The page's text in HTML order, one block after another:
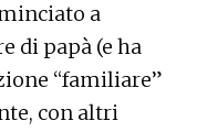
a
di papà (e ha
“familiare”
con altri